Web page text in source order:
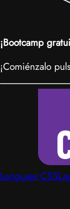
¡Bootcamp
¡Comiénzalo
Lenguaje CSS